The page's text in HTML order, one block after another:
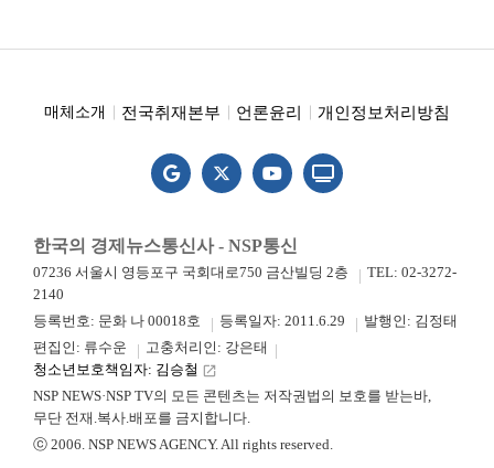
매체소개 전국취재본부 언론윤리 개인정보처리방침
한국의 경제뉴스통신사 - NSP통신
07236 서울시 영등포구 국회대로750 금산빌딩 2층
TEL: 02-3272-
2140
등록번호: 문화 나 00018호
등록일자: 2011.6.29
발행인: 김정태
편집인: 류수운
고충처리인: 강은태
청소년보호책임자: 김승철 launch
NSP NEWS·NSP TV의 모든 콘텐츠는 저작권법의 보호를 받는바,
무단 전재.복사.배포를 금지합니다.
ⓒ 2006. NSP NEWS AGENCY. All rights reserved.